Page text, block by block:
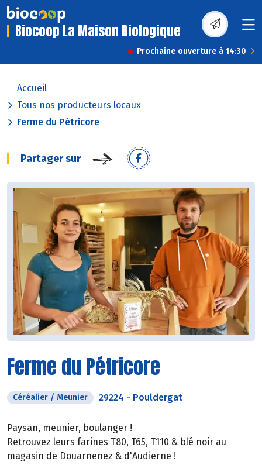
Biocoop La Maison Biologique
Prochaine ouverture à 14:30
Accueil
Tous nos producteurs locaux
Ferme du Pétricore
Partager sur
Ferme du Pétricore
Céréalier / Meunier 29224 - Pouldergat
Paysan, meunier, boulanger !
Retrouvez leurs farines T80, T65, T110 & blé noir au
magasin de Douarnenez & d'Audierne !